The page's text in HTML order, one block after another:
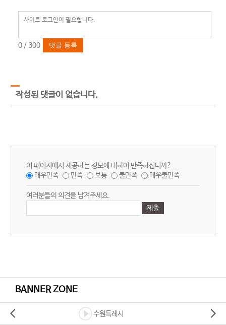
0 / 300 댓글 등록
작성된 댓글이 없습니다.
이 페이지에서 제공하는 정보에 대하여 만족하십니까?
매우만족
만족 보통 불만족 매우불만족
여러분들의 의견을 남겨주세요.
BANNER ZONE
수원특례시